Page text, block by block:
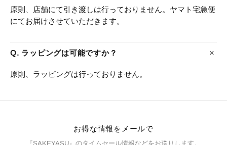
原則、店舗にて引き渡しは行っておりません。ヤマト宅急便
にてお届けさせていただきます。
Q. ラッピングは可能ですか？
原則、ラッピングは行っておりません。
お得な情報をメールで
『SAKEYASU』のタイムセール情報などをお送りします。